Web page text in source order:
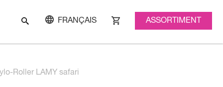
FRANÇAIS ASSORTIMENT
Roller LAMY safari